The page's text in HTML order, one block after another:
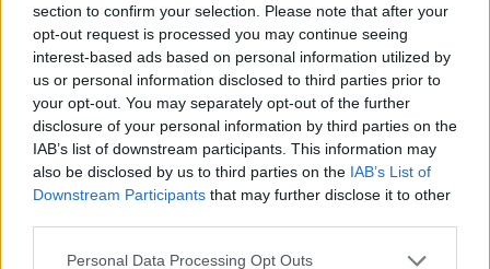
section to confirm your selection. Please note that after your
opt-out request is processed you may continue seeing
interest-based ads based on personal information utilized by
us or personal information disclosed to third parties prior to
your opt-out. You may separately opt-out of the further
disclosure of your personal information by third parties on the
IAB’s list of downstream participants. This information may
also be disclosed by us to third parties on the IAB’s List of
Downstream Participants that may further disclose it to other
Personal Data Processing Opt Outs